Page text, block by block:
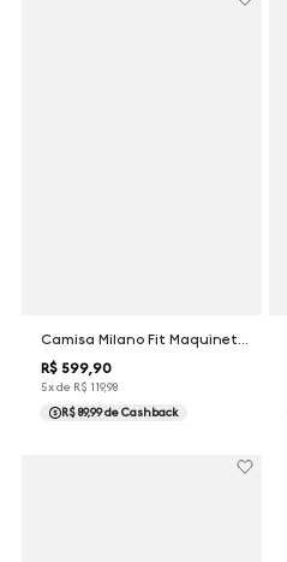
Camisa Milano Fit Maquinetada Stretch Dudalina Masculina
R$ 599,90
5x de R$ 119,98
R$ 89,99de Cashback